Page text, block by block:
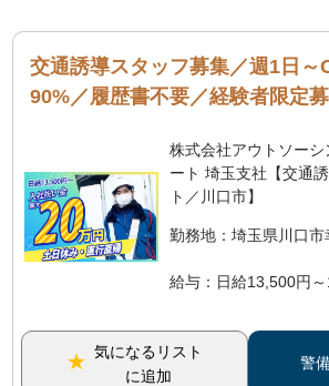
交通誘導スタッフ募集／週1日～
90%／履歴書不要／経験者限定
株式会社アウトソー
ート 埼玉支社【交通
ト／川口市】
勤務地：埼玉県川口市
給与：日給13,500円
気になるリスト
に追加
警